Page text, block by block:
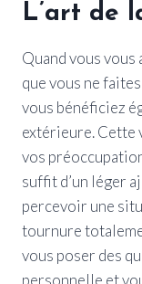
L’art de
Quand vous vous
que vous ne
vous bénéficiez
extérieure. Cette
vos
suffit d’un léger
percevoir une
tournure
vous poser des
personnelle et